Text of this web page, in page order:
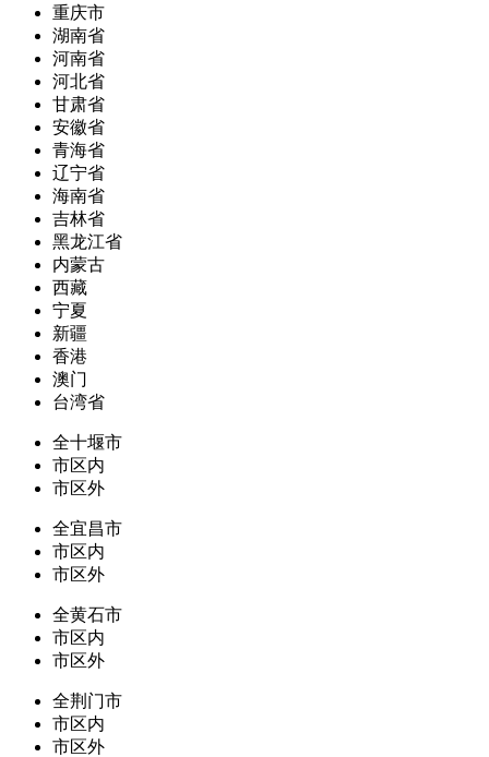
重庆市
湖南省
河南省
河北省
甘肃省
安徽省
青海省
辽宁省
海南省
吉林省
黑龙江省
内蒙古
西藏
宁夏
新疆
香港
澳门
台湾省
全十堰市
市区内
市区外
全宜昌市
市区内
市区外
全黄石市
市区内
市区外
全荆门市
市区内
市区外